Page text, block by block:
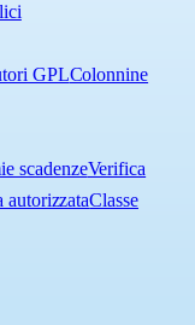
GPLColonnine
scadenzeVerifica
autorizzataClasse